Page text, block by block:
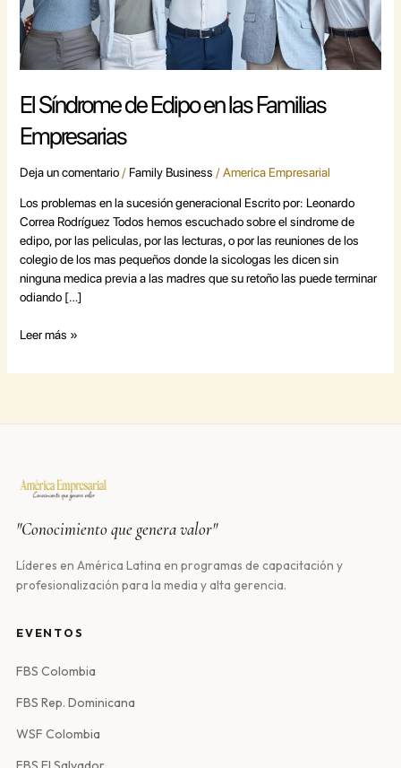
El Síndrome de Edipo en las Familias
Empresarias
Deja un comentario / Family Business /America Empresarial
Los problemas en la sucesión generacional Escrito por: Leonardo
Correa Rodríguez Todos hemos escuchado sobre el sindrome de
edipo, por las peliculas, por las lecturas, o por las reuniones de los
colegio de los mas pequeños donde la sicologas les dicen sin
ninguna medica previa a las madres que su retoño las puede terminar
odiando […]
Empresarias
Leer más »
"Conocimiento que genera valor"
Líderes en América Latina en programas de capacitación y
profesionalización para la media y alta gerencia.
EVENTOS
FBS Colombia
FBS Rep. Dominicana
WSF Colombia